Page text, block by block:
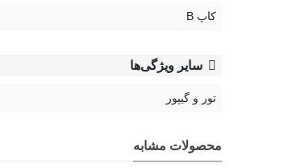
کاپ B
سایر ویژگی‌ها
تور و گیپور
محصولات مشابه